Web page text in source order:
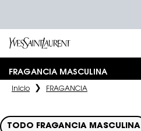
FRAGANCIA MASCULINA
Inicio FRAGANCIA
TODO FRAGANCIA MASCULINA